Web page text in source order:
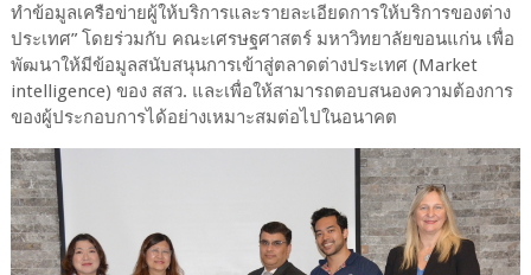
ทำข้อมูลเครือข่ายผู้ให้บริการและรายละเอียดการให้บริการของต่าง
ประเทศ” โดยร่วมกับ คณะเศรษฐศาสตร์ มหาวิทยาลัยขอนแก่น เพื่อ
พัฒนาให้มีข้อมูลสนับสนุนการเข้าสู่ตลาดต่างประเทศ (Market
intelligence) ของ สสว. และเพื่อให้สามารถตอบสนองความต้องการ
ของผู้ประกอบการได้อย่างเหมาะสมต่อไปในอนาคต